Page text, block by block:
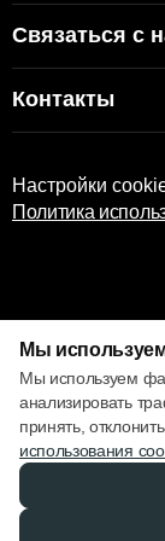
Связаться с
Контакты
Настройки
Политика
Мы
Мы используем
анализировать
принять,
использования